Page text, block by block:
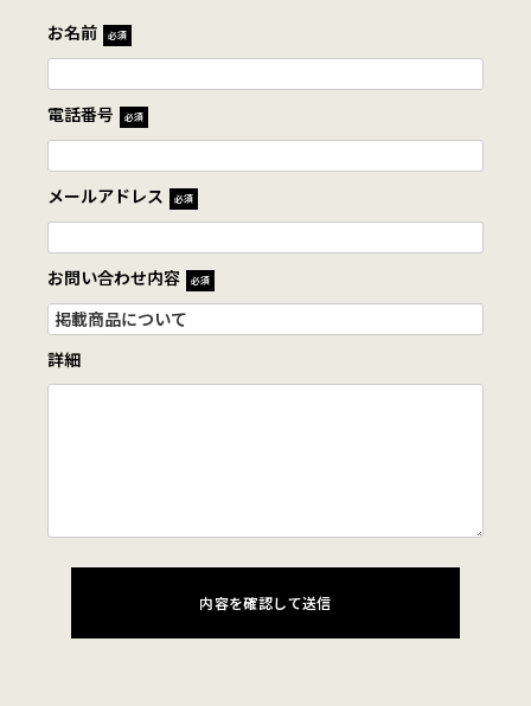
お名前 必須
電話番号 必須
メールアドレス 必須
お問い合わせ内容 必須
詳細